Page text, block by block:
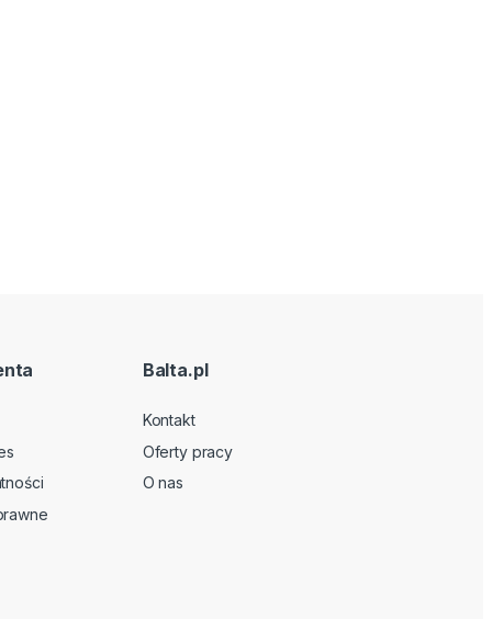
Balta.pl
Kontakt
Oferty pracy
O nas